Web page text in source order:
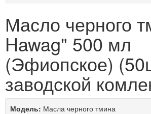
Масло черного
Hawag" 500 мл
(Эфиопское)
заводской
Модель: Масла черного тмина